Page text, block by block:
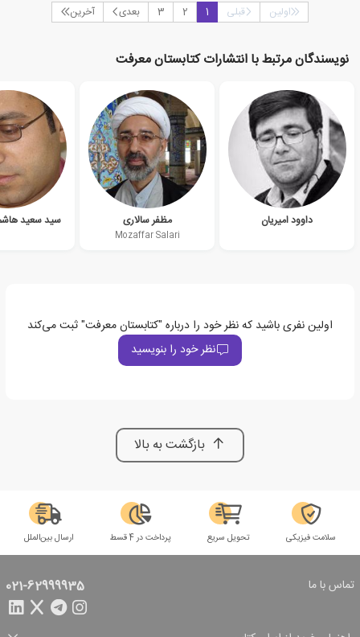
اولین قبلی 1
2
3 بعدی آخرین
نویسندگان مرتبط با انتشارات کتابستان معرفت
داوود امیریان مظفر سالاری
Mozaffar Salari
سید سعید هاشمی
اولین نفری باشید که نظر خود را درباره "کتابستان معرفت" ثبت می‌کند
نظر خود را بنویسید
بازگشت به بالا
سلامت فیزیکی تحویل سریع پرداخت در 4 قسط ارسال بین‌الملل
تماس با ما 021-62999935